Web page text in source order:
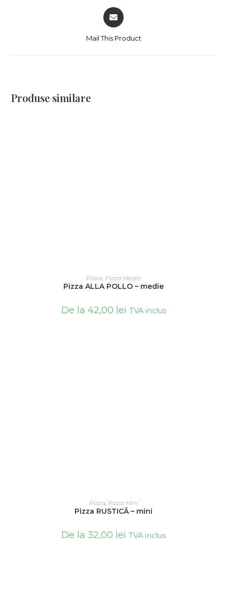
Mail This Product
Produse similare
SELECTEAZĂ OPȚIUNILE
Pizza, Pizza Medie
Pizza ALLA POLLO – medie
De la 42,00 lei TVA inclus
SELECTEAZĂ OPȚIUNILE
Pizza, Pizza Mini
Pizza RUSTICĂ – mini
De la 32,00 lei TVA inclus